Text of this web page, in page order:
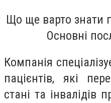
Що ще варто знати
Основні
Компанія
пацієнтів, які
стані та